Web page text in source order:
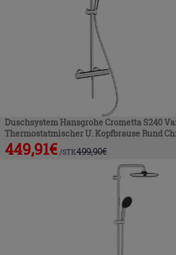
Duschsystem Hansgrohe Crometta S240
Thermostatmischer U. Kopfbrause Rund
449,91€ /STK499,90€